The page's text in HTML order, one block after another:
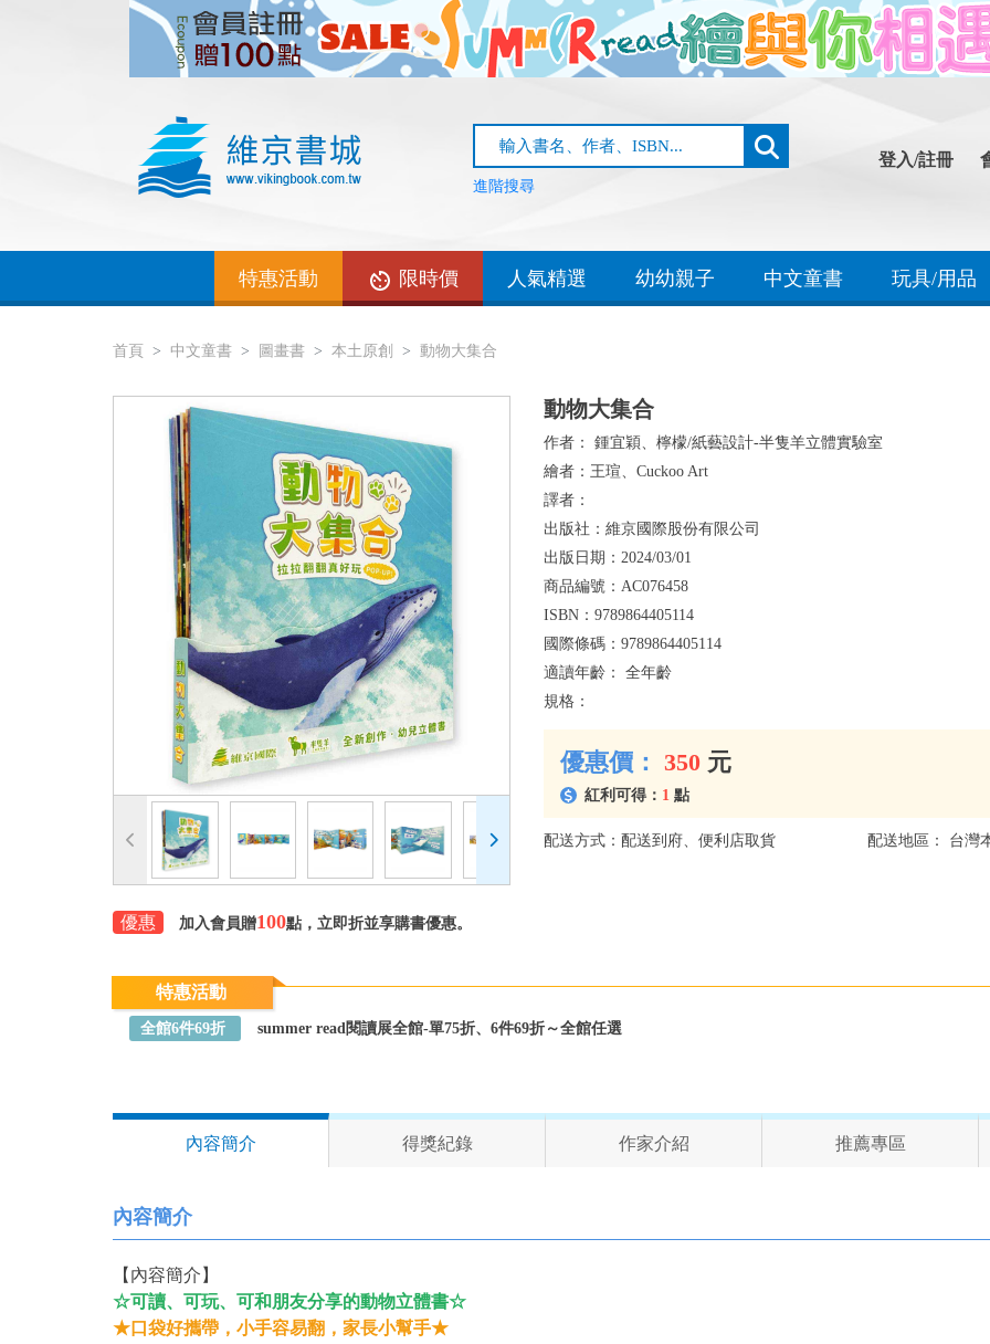
進階搜尋
登入/註冊
特惠活動 限時價 人氣精選 幼幼親子 中文童書 玩具/用品
首頁 中文童書 圖畫書 本土原創 動物大集合
優惠 加入會員贈100點，立即折並享購書優惠。
動物大集合
作者： 鍾宜穎、檸檬/紙藝設計-半隻羊立體實驗室
繪者： 王瑄、Cuckoo Art
譯者：
出版社： 維京國際股份有限公司
出版日期： 2024/03/01
商品編號： AC076458
ISBN： 9789864405114
國際條碼： 9789864405114
適讀年齡： 全年齡
規格：
優惠價： 350 元
紅利可得： 1 點
配送方式：配送到府、便利店取貨 配送地區： 台灣
特惠活動
全館6件69折 summer read閱讀展全館-單75折、6件69折～全館任選
內容簡介 得獎紀錄 作家介紹 推薦專區
內容簡介
【內容簡介】
☆可讀、可玩、可和朋友分享的動物立體書☆
★口袋好攜帶，小手容易翻，家長小幫手★